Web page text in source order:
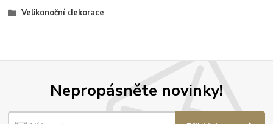
Velikonoční dekorace
Nepropásněte novinky!